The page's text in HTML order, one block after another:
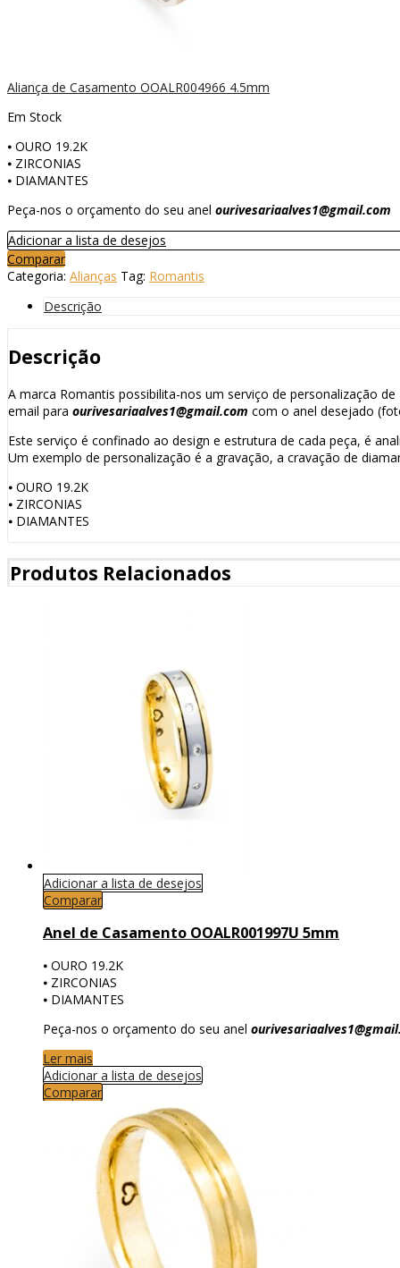
Aliança de Casamento OOALR004966 4.5mm
Em Stock
⦁ OURO 19.2K
⦁ ZIRCONIAS
⦁ DIAMANTES
Peça-nos o orçamento do seu anel ourivesariaalves1@gmail.com
Adicionar a lista de desejos
Comparar
Categoria: Alianças Tag: Romantis
Descrição
Descrição
A marca Romantis possibilita-nos um serviço de personalização
email para ourivesariaalves1@gmail.com com o anel desejado
Este serviço é confinado ao design e estrutura de cada peça, é
Um exemplo de personalização é a gravação, a cravação de
⦁ OURO 19.2K
⦁ ZIRCONIAS
⦁ DIAMANTES
Produtos Relacionados
Adicionar a lista de desejos
Comparar
Anel de Casamento OOALR001997U 5mm
⦁ OURO 19.2K
⦁ ZIRCONIAS
⦁ DIAMANTES
Peça-nos o orçamento do seu anel
Ler mais
Adicionar a lista de desejos
Comparar